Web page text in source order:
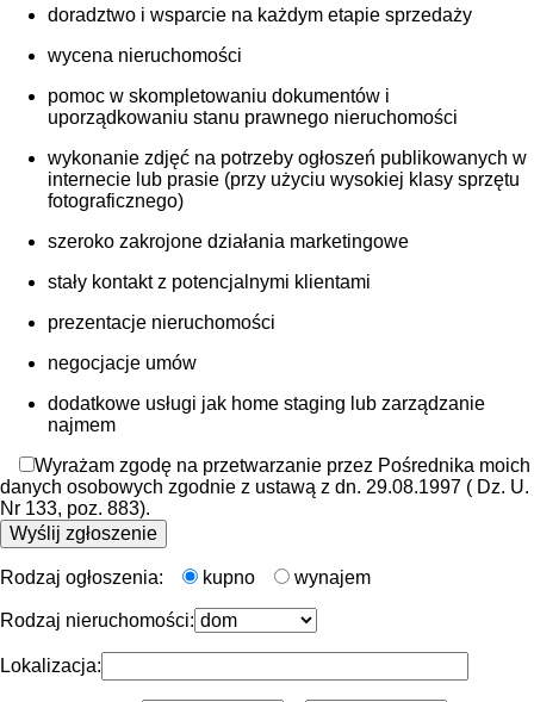
doradztwo i wsparcie na każdym etapie sprzedaży
wycena nieruchomości
pomoc w skompletowaniu dokumentów i
uporządkowaniu stanu prawnego nieruchomości
wykonanie zdjęć na potrzeby ogłoszeń publikowanych w
internecie lub prasie (przy użyciu wysokiej klasy sprzętu
fotograficznego)
szeroko zakrojone działania marketingowe
stały kontakt z potencjalnymi klientami
prezentacje nieruchomości
negocjacje umów
dodatkowe usługi jak home staging lub zarządzanie
najmem
Wyrażam zgodę na przetwarzanie przez Pośrednika moich
danych osobowych zgodnie z ustawą z dn. 29.08.1997 ( Dz. U.
Nr 133, poz. 883).
Rodzaj ogłoszenia: kupno wynajem
Rodzaj nieruchomości:
Lokalizacja: